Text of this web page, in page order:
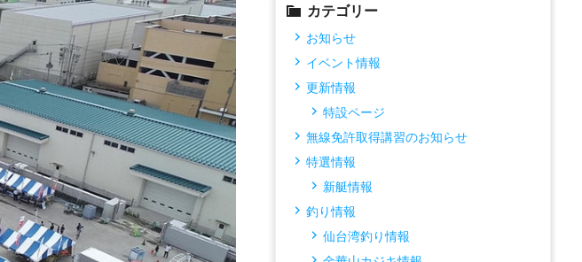
カテゴリー
お知らせ
イベント情報
更新情報
特設ページ
無線免許取得講習のお知らせ
特選情報
新艇情報
釣り情報
仙台湾釣り情報